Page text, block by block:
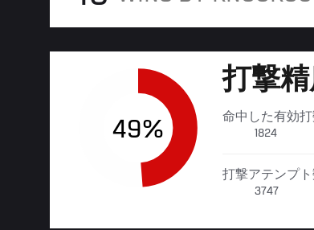
49%
打撃
命中した有効
1824
打撃アテンプ
3747